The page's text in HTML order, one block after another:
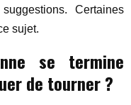
Certaines
sujet.
se termine
de tourner ?